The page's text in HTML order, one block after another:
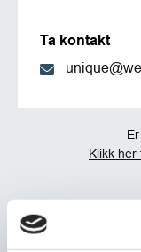
Ta kontakt
Klikk her